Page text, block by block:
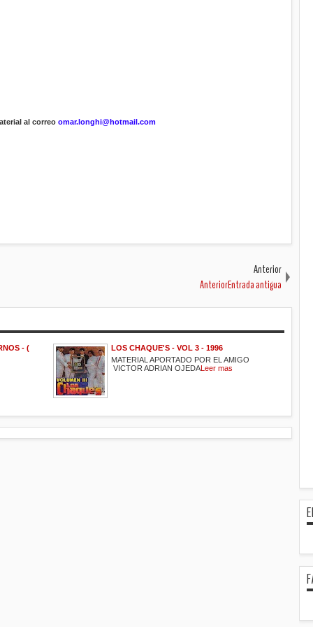
al correo omar.longhi@hotmail.com
Anterior
AnteriorEntrada antigua
- (
LOS CHAQUE'S - VOL 3 - 1996
MATERIAL APORTADO POR EL AMIGO
VICTOR ADRIAN OJEDALeer mas